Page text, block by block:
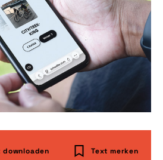
downloaden
Text merken